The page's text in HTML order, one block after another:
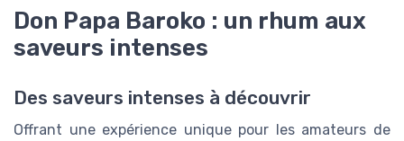
Don Papa Baroko : un rhum aux
saveurs intenses
Des saveurs intenses à découvrir
Offrant une expérience unique pour les amateurs de